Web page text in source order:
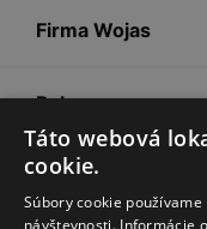
Firma Wojas
Pokyny
Táto webová
cookie.
Súbory cookie
návštevnosti. Informácie